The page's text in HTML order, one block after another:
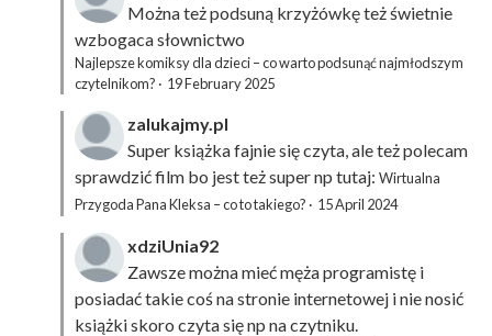
Można też podsuną krzyżówkęteż świetnie
wzbogaca słownictwo
Najlepsze komiksy dla dzieci – co warto podsunąć najmłodszym
czytelnikom? · 19 February 2025
zalukajmy.pl
Super książka fajnie się czyta, ale też polecam
sprawdzić film bo jest też super np tutaj: Wirtualna
Przygoda Pana Kleksa – co to takiego? · 15 April 2024
xdziUnia92
Zawsze można mieć męża programistę i
posiadać takie coś na stronie internetowej i nie nosić
książki skoro czyta się np na czytniku.